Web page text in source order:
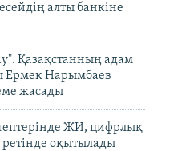
алты банкіне
Қазақстанның адам
Ермек Нарымбаев
жасады
ЖИ, цифрлық
ретінде оқытылады